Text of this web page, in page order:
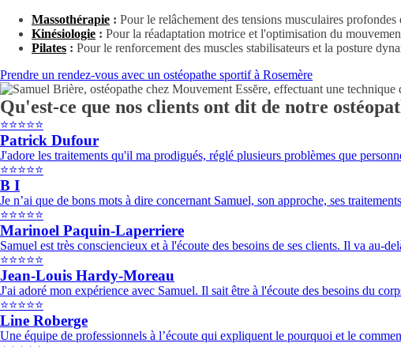
Massothérapie : Pour le relâchement des tensions musculaires profondes
Kinésiologie : Pour la réadaptation motrice et l'optimisation du
Pilates : Pour le renforcement des muscles stabilisateurs et la posture
Prendre un rendez-vous avec un ostéopathe sportif à Rosemère
Qu'est-ce que nos clients ont dit de notre
⭐⭐⭐⭐⭐
Patrick Dufour
J'adore les traitements qu'il ma prodigués, réglé plusieurs problèmes que
⭐⭐⭐⭐⭐
B I
Je n’ai que de bons mots à dire concernant Samuel, son approche, ses
⭐⭐⭐⭐⭐
Marinoel Paquin-Laperriere
Samuel est très consciencieux et à l'écoute des besoins de ses clients. Il va au-
⭐⭐⭐⭐⭐
Jean-Louis Hardy-Moreau
J'ai adoré mon expérience avec Samuel. Il sait être à l'écoute des besoins du
⭐⭐⭐⭐⭐
Line Roberge
Une équipe de professionnels à l’écoute qui expliquent le pourquoi et le